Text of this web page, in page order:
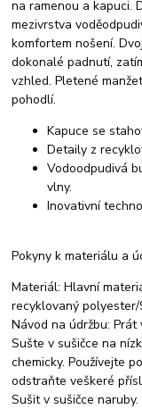
na ramenou a kapuci.
mezivrstva
komfortem nošení.
dokonalé padnutí,
vzhled. Pletené
pohodlí.
Kapuce se
Detaily z
Vodoodpudivá
vlny.
Inovativní
Pokyny k materiálu a
Materiál: Hlavní
recyklovaný
Návod na údržbu:
Sušte v sušičce na
chemicky. Používejte
odstraňte veškeré
Sušit v sušičce